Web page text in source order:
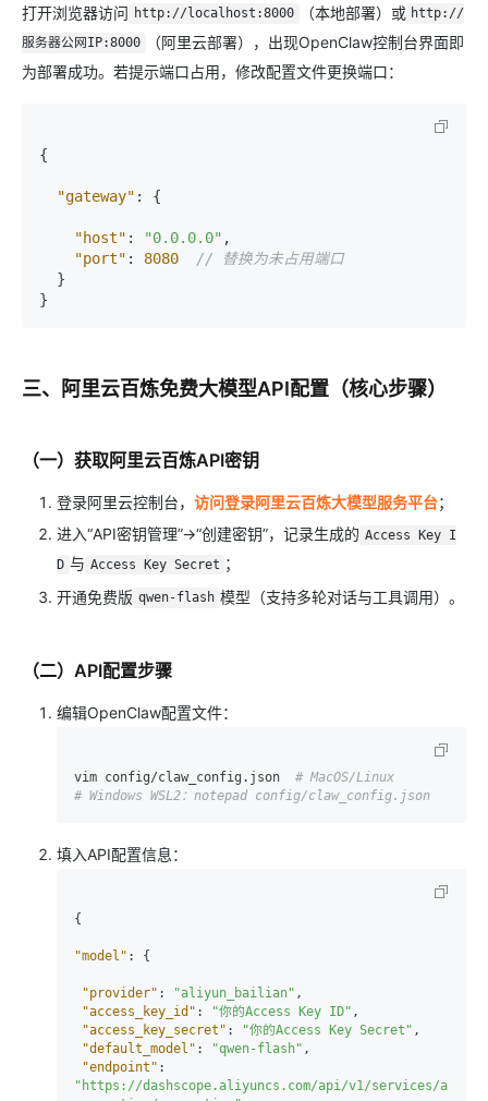
打开浏览器访问 http://localhost:8000 （本地部署）或 http://
服务器公网IP:8000
（阿里云部署），出现OpenClaw控制台界面即
为部署成功。若提示端口占用，修改配置文件更换端口：
{
"gateway" : {
"host" : "0.0.0.0" ,
"port" : 8080
// 替换为未占用端口
}
}
三、阿里云百炼免费大模型API配置（核心步骤）
（一）获取阿里云百炼API密钥
登录阿里云控制台， 访问登录阿里云百炼大模型服务平台；
进入“API密钥管理”→“创建密钥”，记录生成的 Access Key I
D 与 Access Key Secret ；
开通免费版 qwen-flash 模型（支持多轮对话与工具调用）。
（二）API配置步骤
编辑OpenClaw配置文件：
vim config/claw_config.json # MacOS/Linux
# Windows WSL2：notepad config/claw_config.json
填入API配置信息：
{
"model" : {
"provider" : "aliyun_bailian" ,
"access_key_id" : "你的Access Key ID" ,
"access_key_secret" : "你的Access Key Secret" ,
"default_model" : "qwen-flash" ,
"endpoint" :
"https://dashscope.aliyuncs.com/api/v1/services/aigc/